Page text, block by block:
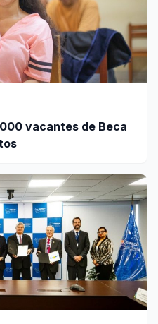
vacantes de Beca